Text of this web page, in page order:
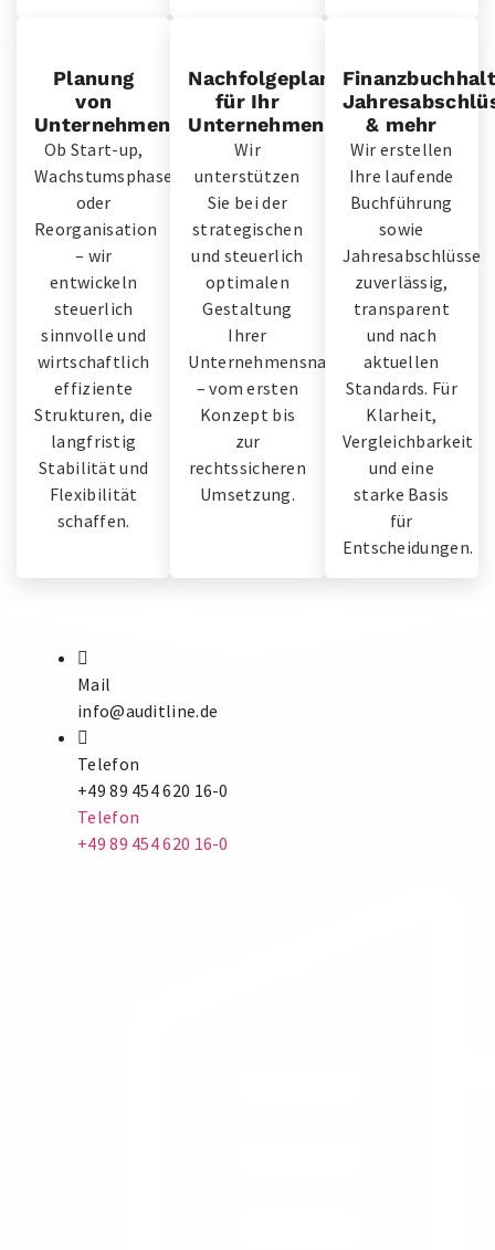
Planung
von
Unternehmensstrukturen
Ob Start-up,
Wachstumsphase
oder
Reorganisation
– wir
entwickeln
steuerlich
sinnvolle und
wirtschaftlich
effiziente
Strukturen, die
langfristig
Stabilität und
Flexibilität
schaffen.
Nachfolgeplanung
für Ihr
Unternehmen
Wir
unterstützen
Sie bei der
strategischen
und steuerlich
optimalen
Gestaltung
Ihrer
Unternehmensnachfolge
– vom ersten
Konzept bis
zur
rechtssicheren
Umsetzung.
& mehr
Wir erstellen
Ihre laufende
Buchführung
sowie
Jahresabschlüsse
zuverlässig,
transparent
und nach
aktuellen
Standards. Für
Klarheit,
Vergleichbarkeit
und eine
starke Basis
für
Entscheidungen.
Mail
info@auditline.de
Telefon
+49 89 454 620 16-0
Telefon
+49 89 454 620 16-0